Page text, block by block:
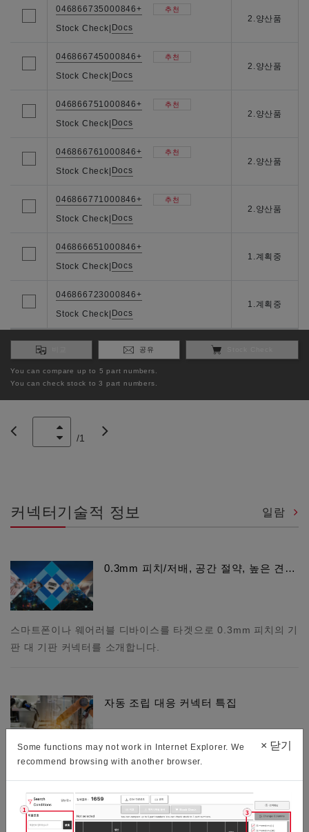
Some functions may not work in Internet Explorer. We
recommend browsing with another browser.
× 닫기
046866735000846+ 추천
Stock Check| Docs
2.양산품
046866745000846+ 추천
Stock Check| Docs
2.양산품
046866751000846+ 추천
Stock Check| Docs
2.양산품
046866761000846+ 추천
Stock Check| Docs
2.양산품
046866771000846+ 추천
Stock Check| Docs
2.양산품
046866651000846+
Stock Check| Docs
1.계획중
046866723000846+
Stock Check| Docs
1.계획중
공유
You can compare up to 5 part numbers.
You can check stock to 3 part numbers.
/1
커넥터기술적 정보 일람
0.3mm 피치/저배, 공간 절약, 높은 견…
스마트폰이나 웨어러블 디바이스를 타겟으로 0.3mm 피치의 기
판 대 기판 커넥터를 소개합니다.
자동 조립 대응 커넥터 특집
산업용 로봇에 의한 공정 자동화 대응 커넥터(플로팅 보드 투
보드 커넥터, 원 액션 타입의 FPC/FFC용 커넥터)를 소개합니
다. 플로팅 기구에 의해 결합시의 위치 차이를 보완 할 수 있…